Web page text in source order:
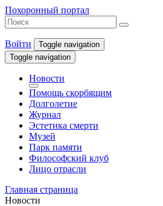
Похоронный портал
Войти
Toggle navigation
Toggle navigation
Новости
Помощь скорбящим
Долголетие
Журнал
Эстетика смерти
Музей
Парк памяти
Философский клуб
Лицо отрасли
Главная страница
Новости